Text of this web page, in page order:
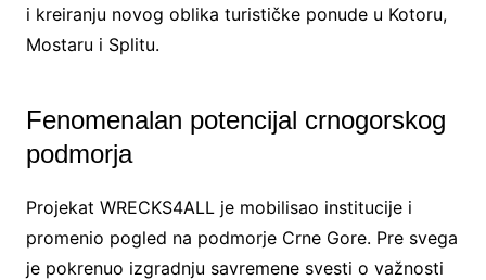
i kreiranju novog oblika turističke ponude u Kotoru,
Mostaru i Splitu.
Fenomenalan potencijal crnogorskog
podmorja
Projekat WRECKS4ALL je mobilisao institucije i
promenio pogled na podmorje Crne Gore. Pre svega
je pokrenuo izgradnju savremene svesti o važnosti